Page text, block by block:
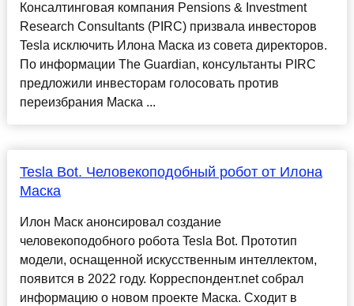
Консалтинговая компания Pensions & Investment
Research Consultants (PIRC) призвала инвесторов
Tesla исключить Илона Маска из совета директоров.
По информации The Guardian, консультанты PIRC
предложили инвесторам голосовать против
переизбрания Маска ...
Tesla Bot. Человекоподобный робот от Илона
Маска
Илон Маск анонсировал создание
человекоподобного робота Tesla Bot. Прототип
модели, оснащенной искусственным интеллектом,
появится в 2022 году. Корреспондент.net собрал
информацию о новом проекте Маска. Сходит в